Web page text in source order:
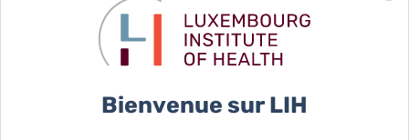
Prénom du destinataire
Bienvenue sur LIH